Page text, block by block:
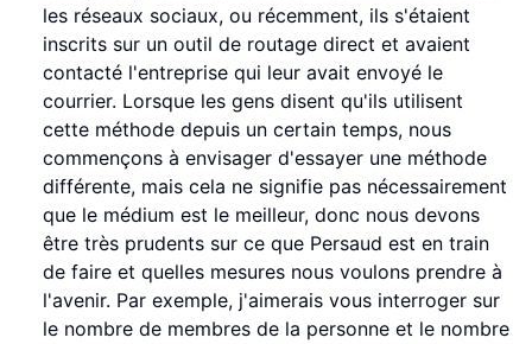
les réseaux sociaux, ou récemment, ils s'étaient
inscrits sur un outil de routage direct et avaient
contacté l'entreprise qui leur avait envoyé le
courrier. Lorsque les gens disent qu'ils utilisent
cette méthode depuis un certain temps, nous
commençons à envisager d'essayer une méthode
différente, mais cela ne signifie pas nécessairement
que le médium est le meilleur, donc nous devons
être très prudents sur ce que Persaud est en train
de faire et quelles mesures nous voulons prendre à
l'avenir. Par exemple, j'aimerais vous interroger sur
le nombre de membres de la personne et le nombre